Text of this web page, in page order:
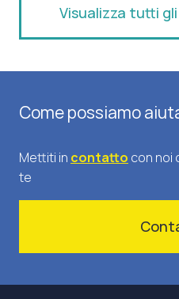
Visualizza tutti
Come possiamo
Mettiti in contatto con noi
te